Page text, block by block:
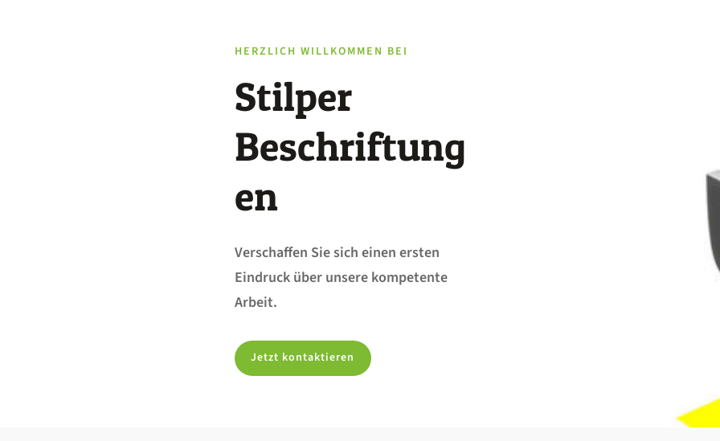
HERZLICH WILLKOMMEN BEI
Stilper
Beschriftung
en
Verschaffen Sie sich einen ersten
Eindruck über unsere kompetente
Arbeit.
Jetzt kontaktieren